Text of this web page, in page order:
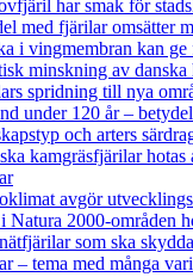
har smak för
med fjärilar omsätter
i vingmembran kan
minskning av danska
spridning till nya
under 120 år–
och arters
kamgräsfjärilar hotas
avgör
Natura 2000-områden
som ska
– tema med många